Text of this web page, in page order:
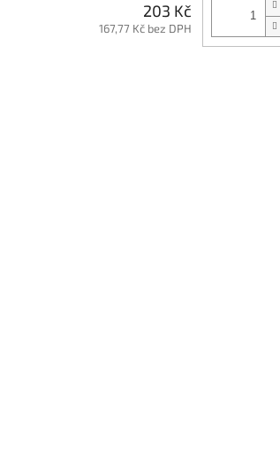
203 Kč
167,77 Kč bez DPH